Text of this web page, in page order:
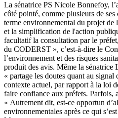
La sénatrice PS Nicole Bonnefoy,
côté pointé, comme plusieurs de ses
terme environnemental du projet
et la simplification de l'action
facultatif la consultation par le
du CODERST », c’est-à-dire le
l’environnement et des risques
produit des avis. Même la sénatrice
« partage les doutes quant au
contexte actuel, par rapport à la loi
faire confiance aux préfets. Parfois,
« Autrement dit, est-ce opportun
environnementales après ce qui